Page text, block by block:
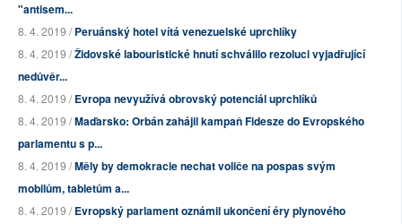
"antisem...
8. 4. 2019 /Peruánský hotel vítá venezuelské uprchlíky
8. 4. 2019 /Židovské labouristické hnutí schválilo rezoluci vyjadřující
nedůvěr...
8. 4. 2019 /Evropa nevyužívá obrovský potenciál uprchlíků
8. 4. 2019 /Maďarsko: Orbán zahájil kampaň Fidesze do Evropského
parlamentu s p...
8. 4. 2019 /Měly by demokracie nechat voliče na pospas svým
mobilům, tabletům a...
8. 4. 2019 /Evropský parlament oznámil ukončení éry plynového